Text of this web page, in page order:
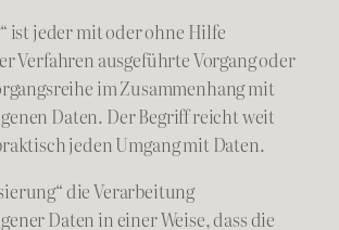
ist jeder mit oder ohne Hilfe
Verfahren ausgeführte Vorgang oder
im Zusammenhang mit
Daten. Der Begriff reicht weit
jeden Umgang mit Daten.
die Verarbeitung
Daten in einer Weise, dass die